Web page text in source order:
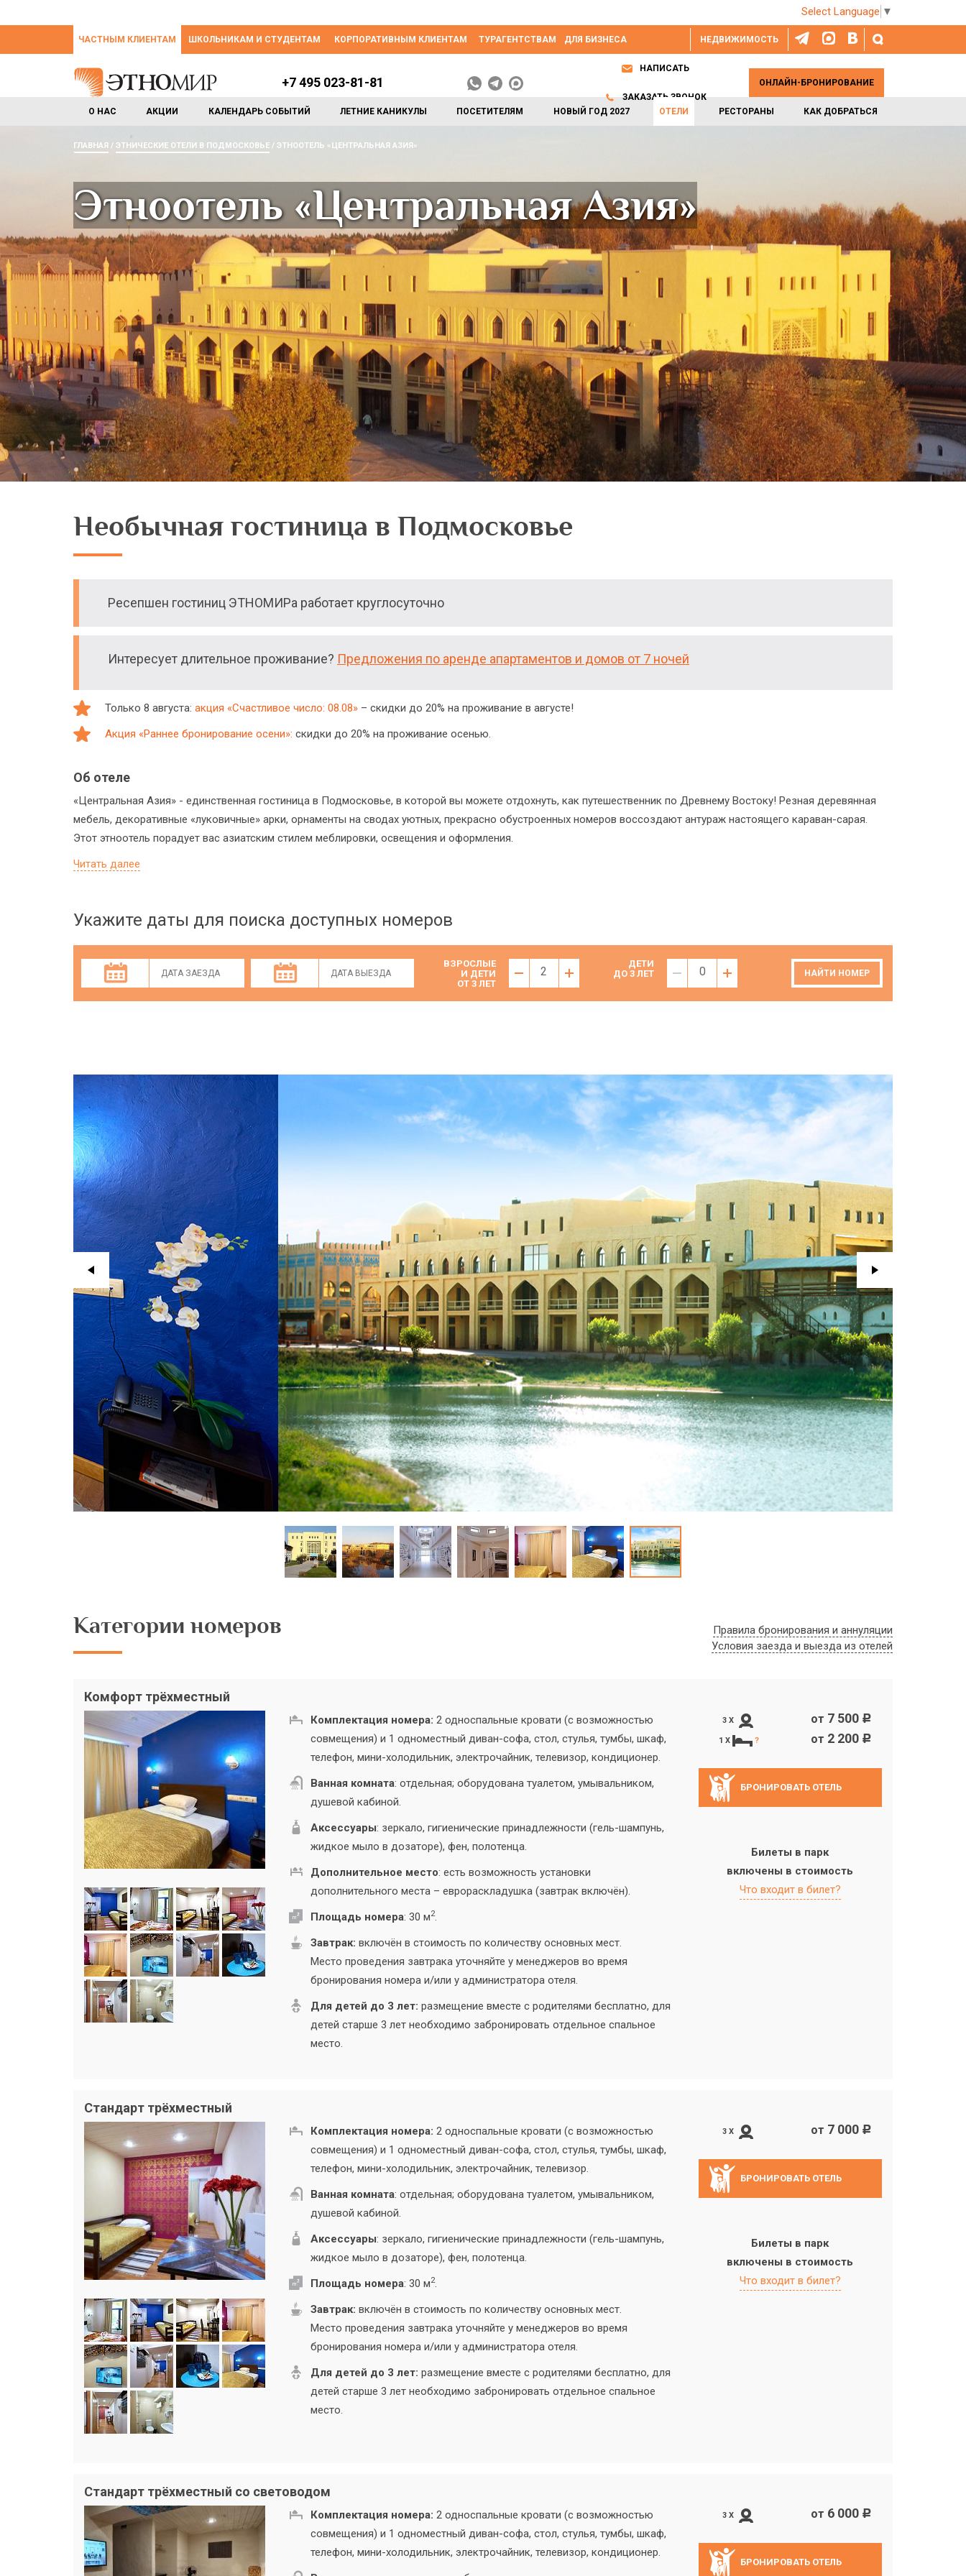
Select Language ▼
НЕДВИЖИМОСТЬ
ЧАСТНЫМ КЛИЕНТАМ ШКОЛЬНИКАМ И СТУДЕНТАМ КОРПОРАТИВНЫМ КЛИЕНТАМ ТУРАГЕНТСТВАМ ДЛЯ БИЗНЕСА
О НАС АКЦИИ КАЛЕНДАРЬ СОБЫТИЙ ЛЕТНИЕ КАНИКУЛЫ ПОСЕТИТЕЛЯМ НОВЫЙ ГОД 2027 ОТЕЛИ РЕСТОРАНЫ КАК ДОБРАТЬСЯ
+7 495 023-81-81
НАПИСАТЬ
ЗАКАЗАТЬ ЗВОНОК
ОНЛАЙН-БРОНИРОВАНИЕ
ГЛАВНАЯ ЭТНИЧЕСКИЕ ОТЕЛИ В ПОДМОСКОВЬЕ ЭТНООТЕЛЬ «ЦЕНТРАЛЬНАЯ АЗИЯ»
Этноотель «Центральная Азия»
Необычная гостиница в Подмосковье
Ресепшен гостиниц ЭТНОМИРа работает круглосуточно
Интересует длительное проживание? Предложения по аренде апартаментов и домов от 7 ночей
Только 8 августа: акция «Счастливое число: 08.08» – скидки до 20% на проживание в августе!
Акция «Раннее бронирование осени»: скидки до 20% на проживание осенью.
Об отеле
«Центральная Азия» - единственная гостиница в Подмосковье, в которой вы можете отдохнуть, как путешественник по Древнему Востоку! Резная деревянная
мебель, декоративные «луковичные» арки, орнаменты на сводах уютных, прекрасно обустроенных номеров воссоздают антураж настоящего караван-сарая.
Этот этноотель порадует вас азиатским стилем меблировки, освещения и оформления.
Читать далее
Укажите даты для поиска доступных номеров
ВЗРОСЛЫЕ
И ДЕТИ
ОТ 3 ЛЕТ
2
ДЕТИ
ДО 3 ЛЕТ
0 НАЙТИ НОМЕР
Правила бронирования и аннуляции
Условия заезда и выезда из отелей
Категории номеров
Комфорт трёхместный
Комплектация номера: 2 односпальные кровати (с возможностью
совмещения) и 1 одноместный диван-софа, стол, стулья, тумбы, шкаф,
телефон, мини-холодильник, электрочайник, телевизор, кондиционер.
Ванная комната: отдельная; оборудована туалетом, умывальником,
душевой кабиной.
Аксессуары: зеркало, гигиенические принадлежности (гель-шампунь,
жидкое мыло в дозаторе), фен, полотенца.
Дополнительное место: есть возможность установки
дополнительного места – еврораскладушка (завтрак включён).
Площадь номера: 30 м2.
Завтрак: включён в стоимость по количеству основных мест.
Место проведения завтрака уточняйте у менеджеров во время
бронирования номера и/или у администратора отеля.
Для детей до 3 лет: размещение вместе с родителями бесплатно, для
детей старше 3 лет необходимо забронировать отдельное спальное
место.
3 X от 7 500 c
1 X ? от 2 200 c
БРОНИРОВАТЬ ОТЕЛЬ
Билеты в парк
включены в стоимость
Что входит в билет?
Стандарт трёхместный
Комплектация номера: 2 односпальные кровати (с возможностью
совмещения) и 1 одноместный диван-софа, стол, стулья, тумбы, шкаф,
телефон, мини-холодильник, электрочайник, телевизор.
Ванная комната: отдельная; оборудована туалетом, умывальником,
душевой кабиной.
Аксессуары: зеркало, гигиенические принадлежности (гель-шампунь,
жидкое мыло в дозаторе), фен, полотенца.
Площадь номера: 30 м2.
Завтрак: включён в стоимость по количеству основных мест.
Место проведения завтрака уточняйте у менеджеров во время
бронирования номера и/или у администратора отеля.
Для детей до 3 лет: размещение вместе с родителями бесплатно, для
детей старше 3 лет необходимо забронировать отдельное спальное
место.
3 X от 7 000 c
БРОНИРОВАТЬ ОТЕЛЬ
Билеты в парк
включены в стоимость
Что входит в билет?
Стандарт трёхместный со световодом
Комплектация номера: 2 односпальные кровати (с возможностью
совмещения) и 1 одноместный диван-софа, стол, стулья, тумбы, шкаф,
телефон, мини-холодильник, электрочайник, телевизор, кондиционер.
3 X от 6 000 c
БРОНИРОВАТЬ ОТЕЛЬ